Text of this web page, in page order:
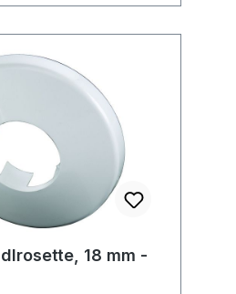
18 mm -